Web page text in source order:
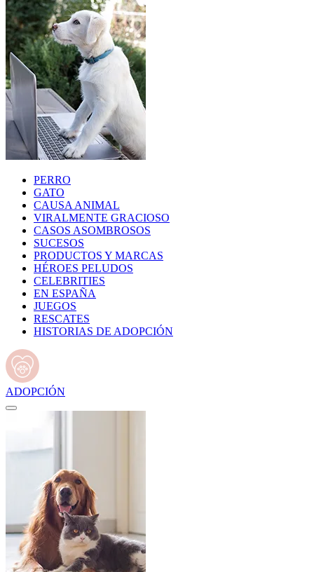
PERRO
GATO
CAUSA ANIMAL
VIRALMENTE GRACIOSO
CASOS ASOMBROSOS
SUCESOS
PRODUCTOS Y MARCAS
HÉROES PELUDOS
CELEBRITIES
EN ESPAÑA
JUEGOS
RESCATES
HISTORIAS DE ADOPCIÓN
ADOPCIÓN